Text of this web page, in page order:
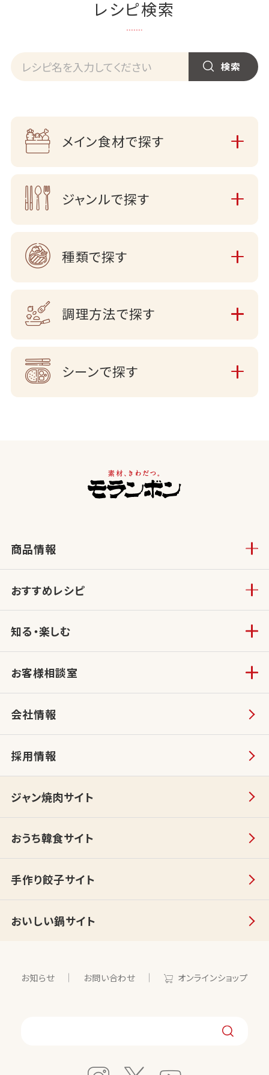
レシピ検索
メイン食材で探す
ジャンルで探す
種類で探す
調理方法で探す
シーンで探す
商品情報
おすすめレシピ
知る・楽しむ
お客様相談室
会社情報
採用情報
ジャン焼肉サイト
おうち韓食サイト
手作り餃子サイト
おいしい鍋サイト
お知らせ お問い合わせ オンラインショップ